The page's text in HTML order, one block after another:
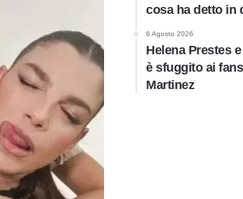
cosa ha detto in
6 Agosto 2026
Helena Prestes
è sfuggito ai
Martinez